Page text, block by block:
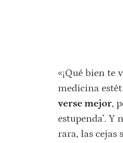
«¡Qué bien te
medicina
verse mejor,
estupenda’. Y
rara, las cejas